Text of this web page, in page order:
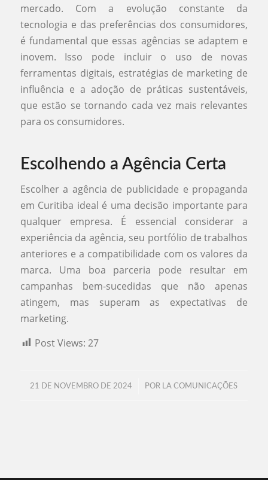
mercado. Com a evolução constante da
tecnologia e das preferências dos consumidores,
é fundamental que essas agências se adaptem e
inovem. Isso pode incluir o uso de novas
ferramentas digitais, estratégias de marketing de
influência e a adoção de práticas sustentáveis,
que estão se tornando cada vez mais relevantes
para os consumidores.
Escolhendo a Agência Certa
Escolher a agência de publicidade e propaganda
em Curitiba ideal é uma decisão importante para
qualquer empresa. É essencial considerar a
experiência da agência, seu portfólio de trabalhos
anteriores e a compatibilidade com os valores da
marca. Uma boa parceria pode resultar em
campanhas bem-sucedidas que não apenas
atingem, mas superam as expectativas de
marketing.
Post Views: 27
21 DE NOVEMBRO DE 2024
/ POR LA COMUNICAÇÕES